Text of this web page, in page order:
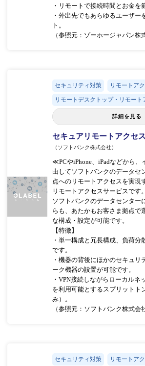
・リモートで接続時間とお金を
・外出先でもあらゆるユーザー
ト。
（参照元：ゾーホージャパン株
セキュリティ対策 リモートア
リモートデスクトップ・リモート
詳細を見る
セキュアリモートアクセ
（ソフトバンク株式会社）
≪PCやiPhone、iPadなどから、
由してソフトバンクのデータセ
点へのリモートアクセスを実現
リモートアクセスサービスです
ソフトバンクのデータセンター
らも、あたかもお客さま拠点で
な構成・設定が可能です。
【特徴】
・単一構成と冗長構成、負荷分
です。
・機器の背後にほかのセキュリ
ーク機器の設置が可能です。
・VPN接続しながらローカルネ
を利用可能とするスプリットト
み）。
（参照元：ソフトバンク株式会
セキュリティ対策 リモートア